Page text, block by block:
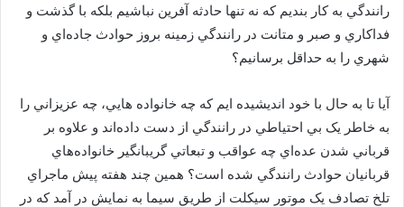
رانندگي به کار بنديم که نه تنها حادثه آفرين نباشيم بلکه با گذشت و
فداکاري و صبر و متانت در رانندگي زمينه بروز حوادث جاده‌اي و
شهري را به حداقل برسانيم؟
آيا تا به حال با خود انديشيده ايم که چه خانواده هايي، چه عزيزاني را
به خاطر يک بي احتياطي در رانندگي از دست داده‌اند و علاوه بر
قرباني شدن عده‌اي چه عواقب و تبعاتي گريبانگير خانواده‌هاي
قربانيان حوادث رانندگي شده است؟ همين چند هفته پيش ماجراي
تلخ تصادف يک موتور سيکلت از طريق سيما به نمايش در آمد که در